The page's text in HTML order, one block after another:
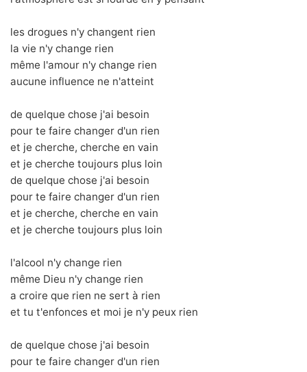
les drogues n'y changent rien
la vie n'y change rien
même l'amour n'y change rien
aucune influence ne n'atteint
de quelque chose j'ai besoin
pour te faire changer d'un rien
et je cherche, cherche en vain
et je cherche toujours plus loin
de quelque chose j'ai besoin
pour te faire changer d'un rien
et je cherche, cherche en vain
et je cherche toujours plus loin
l'alcool n'y change rien
même Dieu n'y change rien
a croire que rien ne sert à rien
et tu t'enfonces et moi je n'y peux rien
de quelque chose j'ai besoin
pour te faire changer d'un rien